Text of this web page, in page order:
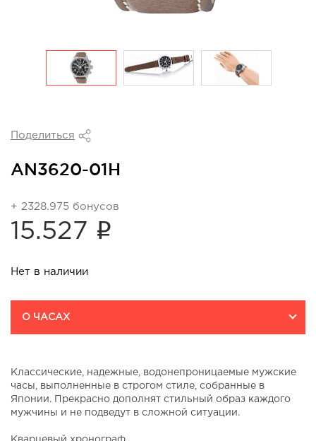
Поделиться
AN3620-01H
+ 2328.975 бонусов
15.527 i
Нет в наличии
О ЧАСАХ
Классические, надежные, водонепроницаемые мужские
часы, выполненные в строгом стиле, собранные в
Японии. Прекрасно дополнят стильный образ каждого
мужчины и не подведут в сложной ситуации.